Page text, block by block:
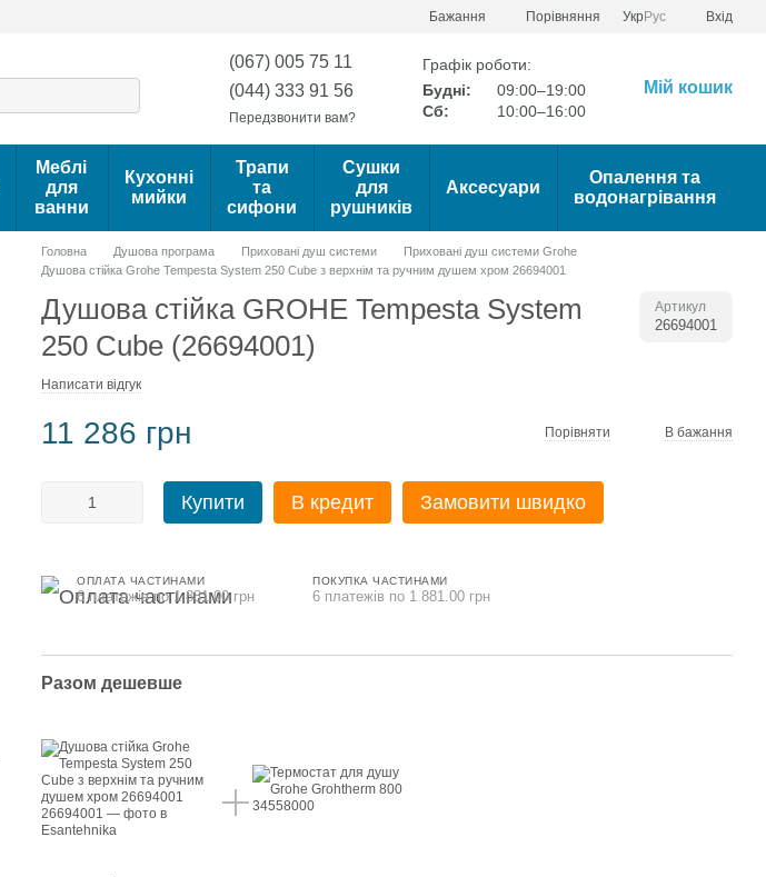
Бажання Порівняння УкрРус Вхід
(067) 005 75 11
(044) 333 91 56
Передзвонити вам?
Графік роботи:
Будні:
09:00–19:00
Сб:
10:00–16:00
Мій кошик
Меблі
для
ванни
Кухонні
мийки
Трапи
та
сифони
Сушки
для
рушників
Аксесуари
Опалення та
водонагрівання
Головна Душова програма Приховані душ системи
Приховані душ системи Grohe
Душова стійка Grohe Tempesta System 250 Cube з верхнім та ручним душем хром 26694001
Душова стійка GROHE Tempesta System
250 Cube (26694001)
Артикул
26694001
Написати відгук
11 286 грн Порівняти В бажання
Купити В кредит Замовити швидко
ОПЛАТА ЧАСТИНАМИ
6 платежів по 1 881.00 грн
ПОКУПКА ЧАСТИНАМИ
6 платежів по 1 881.00 грн
Разом дешевше